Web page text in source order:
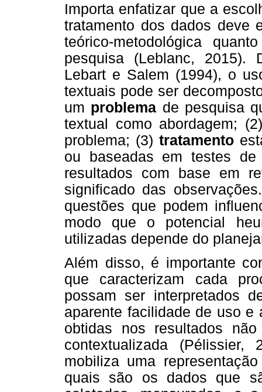
Importa enfatizar que a
tratamento dos dados deve
teórico-metodológica
pesquisa (Leblanc, 2015).
Lebart e Salem (1994), o
textuais pode ser
um problema de pesquisa
textual como abordagem;
problema; (3) tratamento
ou baseadas em testes
resultados com base em
significado das
questões que podem
modo que o potencial
utilizadas depende do
Além disso, é importante
que caracterizam cada
possam ser interpretados
aparente facilidade de uso e
obtidas nos resultados
contextualizada
mobiliza uma
quais são os dados que